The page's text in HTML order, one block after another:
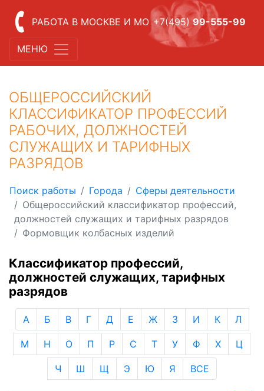
РАБОТА В МОСКВЕ И МО +7(495) 99-555-99
МЕНЮ
ОБЩЕРОССИЙСКИЙ
КЛАССИФИКАТОР ПРОФЕССИЙ
РАБОЧИХ, ДОЛЖНОСТЕЙ
СЛУЖАЩИХ И ТАРИФНЫХ
РАЗРЯДОВ
Поиск работы Города
Сферы деятельности
Общероссийский классификатор профессий,
должностей служащих и тарифных разрядов
Формовщик колбасных изделий
Классификатор профессий,
должностей служащих, тарифных
разрядов
А Б В Г Д Е Ж З И К Л
М Н О П Р С Т У Ф Х Ц
Ч Ш Щ Э Ю Я ВСЕ